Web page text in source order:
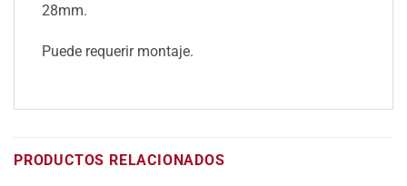
28mm.
Puede requerir montaje.
PRODUCTOS RELACIONADOS